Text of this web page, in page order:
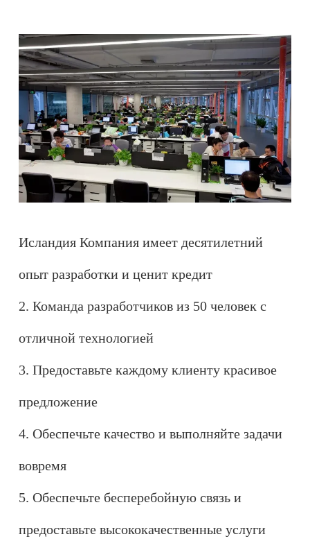
Исландия Компания имеет десятилетний
опыт разработки и ценит кредит
2. Команда разработчиков из 50 человек с
отличной технологией
3. Предоставьте каждому клиенту красивое
предложение
4. Обеспечьте качество и выполняйте задачи
вовремя
5. Обеспечьте бесперебойную связь и
предоставьте высококачественные услуги